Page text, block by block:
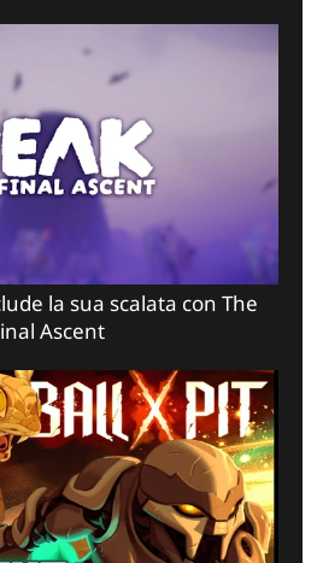
la sua scalata con The
Ascent